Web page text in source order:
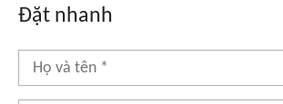
Đặt nhanh